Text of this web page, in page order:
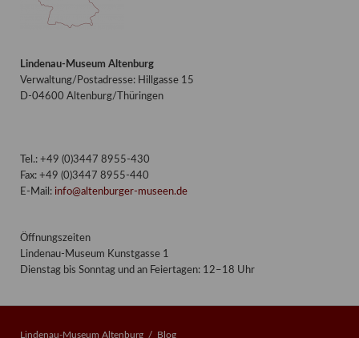
Lindenau-Museum Altenburg
Verwaltung/Postadresse: Hillgasse 15
D-04600 Altenburg/Thüringen
Tel.: +49 (0)3447 8955-430
Fax: +49 (0)3447 8955-440
E-Mail: info@altenburger-museen.de
Öffnungszeiten
Lindenau-Museum Kunstgasse 1
Dienstag bis Sonntag und an Feiertagen: 12–18 Uhr
Lindenau-Museum Altenburg Blog